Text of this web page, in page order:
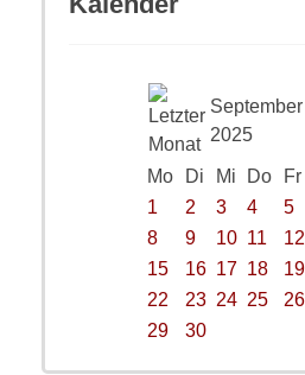
September
2025
Mo Di Mi Do Fr
1
2 3 4 5
8
9 10 11 12
15
16 17 18 19
22
23 24 25 26
29
30